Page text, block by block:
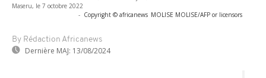
Maseru, le 7 octobre 2022
- Copyright © africanews MOLISE MOLISE/AFP or licensors
By Rédaction Africanews
Dernière MAJ: 13/08/2024